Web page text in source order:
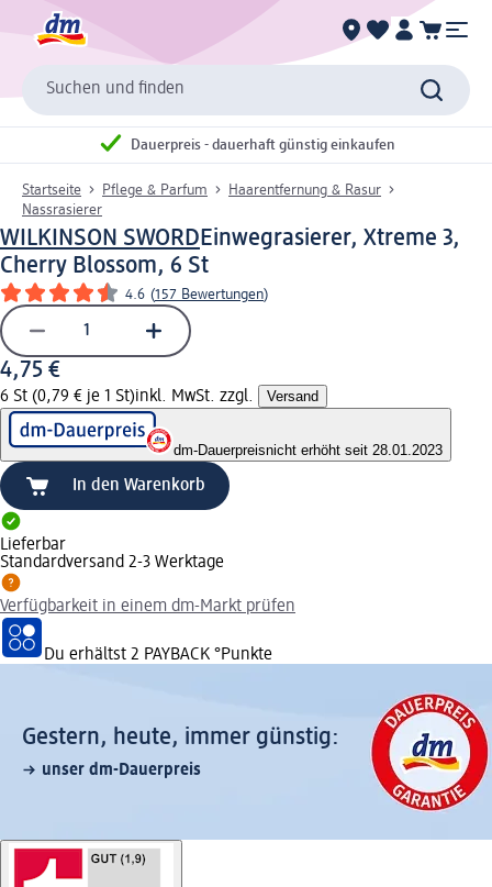
Suchen und finden
Dauerpreis - dauerhaft günstig einkaufen
Startseite Pflege & Parfum
Haarentfernung & Rasur
Nassrasierer
WILKINSON SWORDEinwegrasierer, Xtreme 3,
Cherry Blossom, 6 St
4.6 (157 Bewertungen)
4,75 €
6 St (0,79 € je 1 St)inkl. MwSt. zzgl. Versand
dm-Dauerpreisnicht erhöht seit 28.01.2023
In den Warenkorb
Lieferbar
Standardversand 2-3 Werktage
Verfügbarkeit in einem dm-Markt prüfen
Du erhältst 2 PAYBACK °Punkte
Gestern, heute, immer günstig:
unser dm-Dauerpreis